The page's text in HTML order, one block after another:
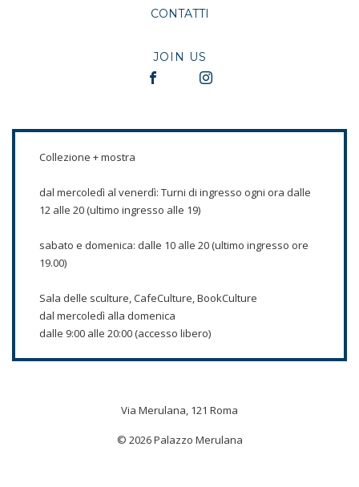
CONTATTI
JOIN US
Collezione + mostra
dal mercoledì al venerdì: Turni di ingresso ogni ora dalle
12 alle 20 (ultimo ingresso alle 19)
sabato e domenica: dalle 10 alle 20 (ultimo ingresso ore
19.00)
Sala delle sculture, CafeCulture, BookCulture
dal mercoledì alla domenica
dalle 9:00 alle 20:00 (accesso libero)
Via Merulana, 121 Roma
© 2026 Palazzo Merulana